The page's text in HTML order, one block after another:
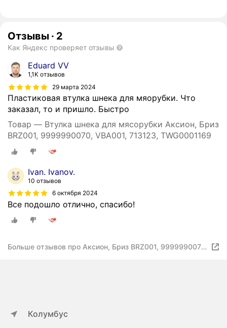
Отзывы · 2
Как Яндекс проверяет отзывы
Eduard VV
1,1K отзывов
29 марта 2024
Пластиковая втулка шнека для мяорубки. Что
заказал, то и пришло. Быстро
Товар — Втулка шнека для мясорубки Аксион, Бриз
BRZ001, 9999990070, VBA001, 713123, TWG0001169
Ivan. Ivanov.
10 отзывов
6 октября 2024
Все подошло отлично, спасибо!
Больше отзывов про Аксион, Бриз BRZ001, 9999990070,
Колумбус